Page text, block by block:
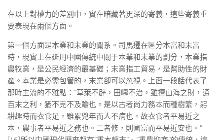
在以上對權力的差別中，實在暗藏著更深的寄義，這些寄義重
要表現在兩個方面。
第一個方面是本業和末業的關系。司馬遷在區分本富和末富
時，現實上在延用中國傳統中關于本業和末業的劃分，本業指
農牧業，是公民經濟的最基礎；末業指工貿易，是幫助性的財
產。本業是必需包管的，末業卻可以忽視。上面一段話代表了
那時主流的不雅點：“草萊不辟，田疇不治，雖擅山海之財，通
百末之利，猶不克不及贍也。是以古者尚力務本而種樹繁，躬
耕趣時而衣食足，雖累兇年而人不病也。故衣食者平易近之
本，農事者平易近之務也。二者修，則國富而平易近安也。”